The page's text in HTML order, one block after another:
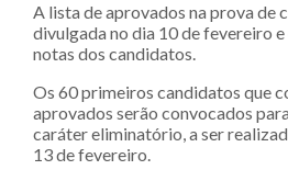
A lista de aprovados na prova de
divulgada no dia 10 de fevereiro e
notas dos candidatos.
Os 60 primeiros candidatos que
aprovados serão convocados
caráter eliminatório, a ser
13 de fevereiro.